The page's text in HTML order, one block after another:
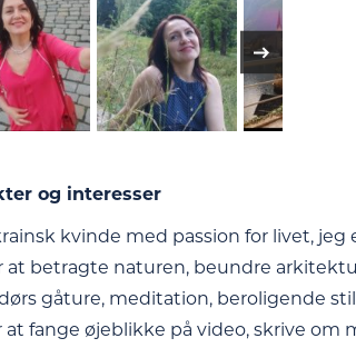
og interesser
kvinde med passion for livet,
at betragte naturen, beundre
gåture, meditation, beroligende
at fange øjeblikke på video, skrive om